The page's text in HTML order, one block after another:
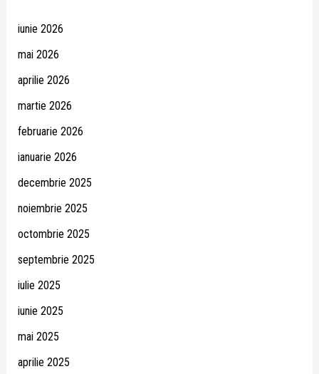
iunie 2026
mai 2026
aprilie 2026
martie 2026
februarie 2026
ianuarie 2026
decembrie 2025
noiembrie 2025
octombrie 2025
septembrie 2025
iulie 2025
iunie 2025
mai 2025
aprilie 2025